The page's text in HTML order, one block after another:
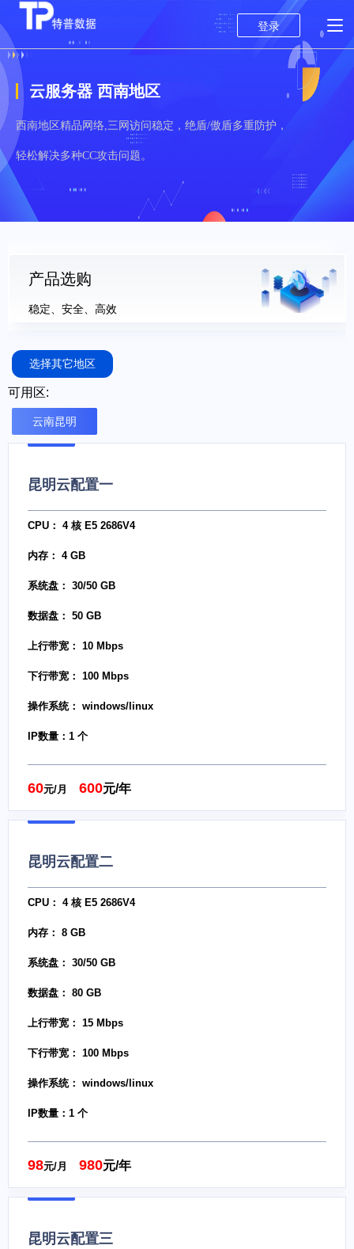
登录
云服务器 西南地区
西南地区精品网络,三网访问稳定，绝盾/傲盾多重防护，
轻松解决多种CC攻击问题。
产品选购
稳定、安全、高效
选择其它地区
可用区:
云南昆明
昆明云配置一
CPU： 4 核 E5 2686V4
内存： 4 GB
系统盘： 30/50 GB
数据盘： 50 GB
上行带宽： 10 Mbps
下行带宽： 100 Mbps
操作系统： windows/linux
IP数量：1 个
60元/月 600元/年
昆明云配置二
CPU： 4 核 E5 2686V4
内存： 8 GB
系统盘： 30/50 GB
数据盘： 80 GB
上行带宽： 15 Mbps
下行带宽： 100 Mbps
操作系统： windows/linux
IP数量：1 个
98元/月 980元/年
昆明云配置三